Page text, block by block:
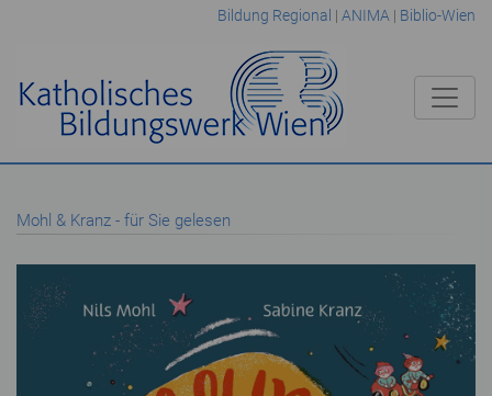
Bildung Regional | ANIMA | Biblio-Wien
Mohl & Kranz - für Sie gelesen